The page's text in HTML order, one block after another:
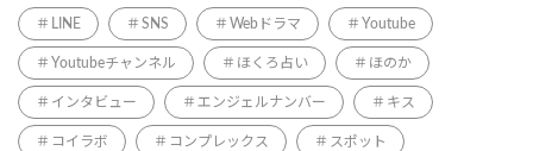
LINE SNS Webドラマ Youtube
Youtubeチャンネル ほくろ占い ほのか
インタビュー エンジェルナンバー キス
コイラボ コンプレックス スポット